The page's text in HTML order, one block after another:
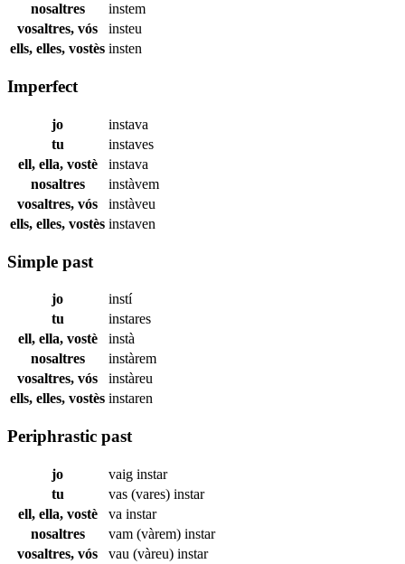
nosaltres
instem
vosaltres, vós
insteu
ells, elles, vostès insten
Imperfect
jo
instava
tu
instaves
ell, ella, vostè
instava
nosaltres
instàvem
vosaltres, vós
instàveu
ells, elles, vostès instaven
Simple past
jo
instí
tu
instares
ell, ella, vostè
instà
nosaltres
instàrem
vosaltres, vós
instàreu
ells, elles, vostès instaren
Periphrastic past
jo vaig instar
tu
vas (vares) instar
ell, ella, vostè
va instar
nosaltres
vam (vàrem) instar
vosaltres, vós
vau (vàreu) instar